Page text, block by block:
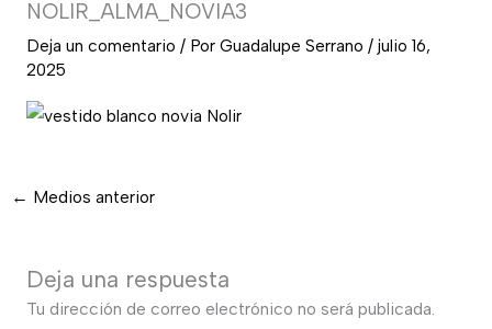
NOLIR_ALMA_NOVIA3
Deja un comentario / Por Guadalupe Serrano / julio 16,
2025
← Medios anterior
Deja una respuesta
Tu dirección de correo electrónico no será publicada.